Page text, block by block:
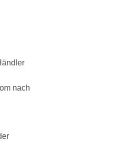
nach